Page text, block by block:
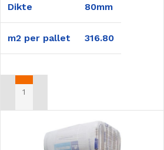
Dikte 80mm
m2 per pallet 316.80
TOEVOEGEN AAN WINKELWAGEN